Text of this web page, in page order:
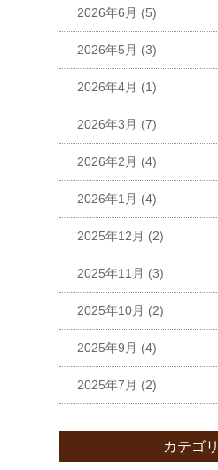
2026年6月 (5)
2026年5月 (3)
2026年4月 (1)
2026年3月 (7)
2026年2月 (4)
2026年1月 (4)
2025年12月 (2)
2025年11月 (3)
2025年10月 (2)
2025年9月 (4)
2025年7月 (2)
カテゴ